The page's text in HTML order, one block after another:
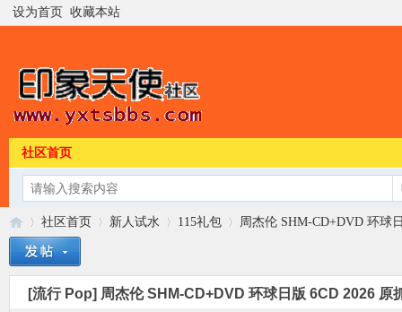
设为首页 收藏本站
社区首页
»
社区首页
›
新人试水
›
115礼包
›
周杰伦 SHM-CD+DVD 环球
[流行 Pop] 周杰伦 SHM-CD+DVD 环球日版 6CD 2026 原